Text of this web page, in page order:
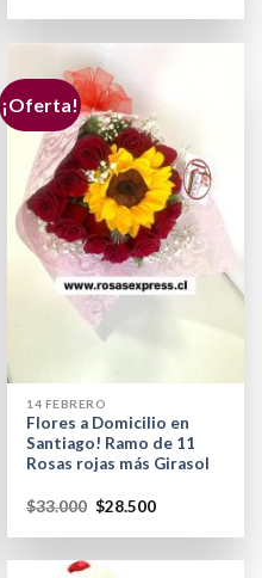
¡Oferta!
14 FEBRERO
Flores a Domicilio en
Santiago! Ramo de 11
Rosas rojas más Girasol
$33.000 $28.500